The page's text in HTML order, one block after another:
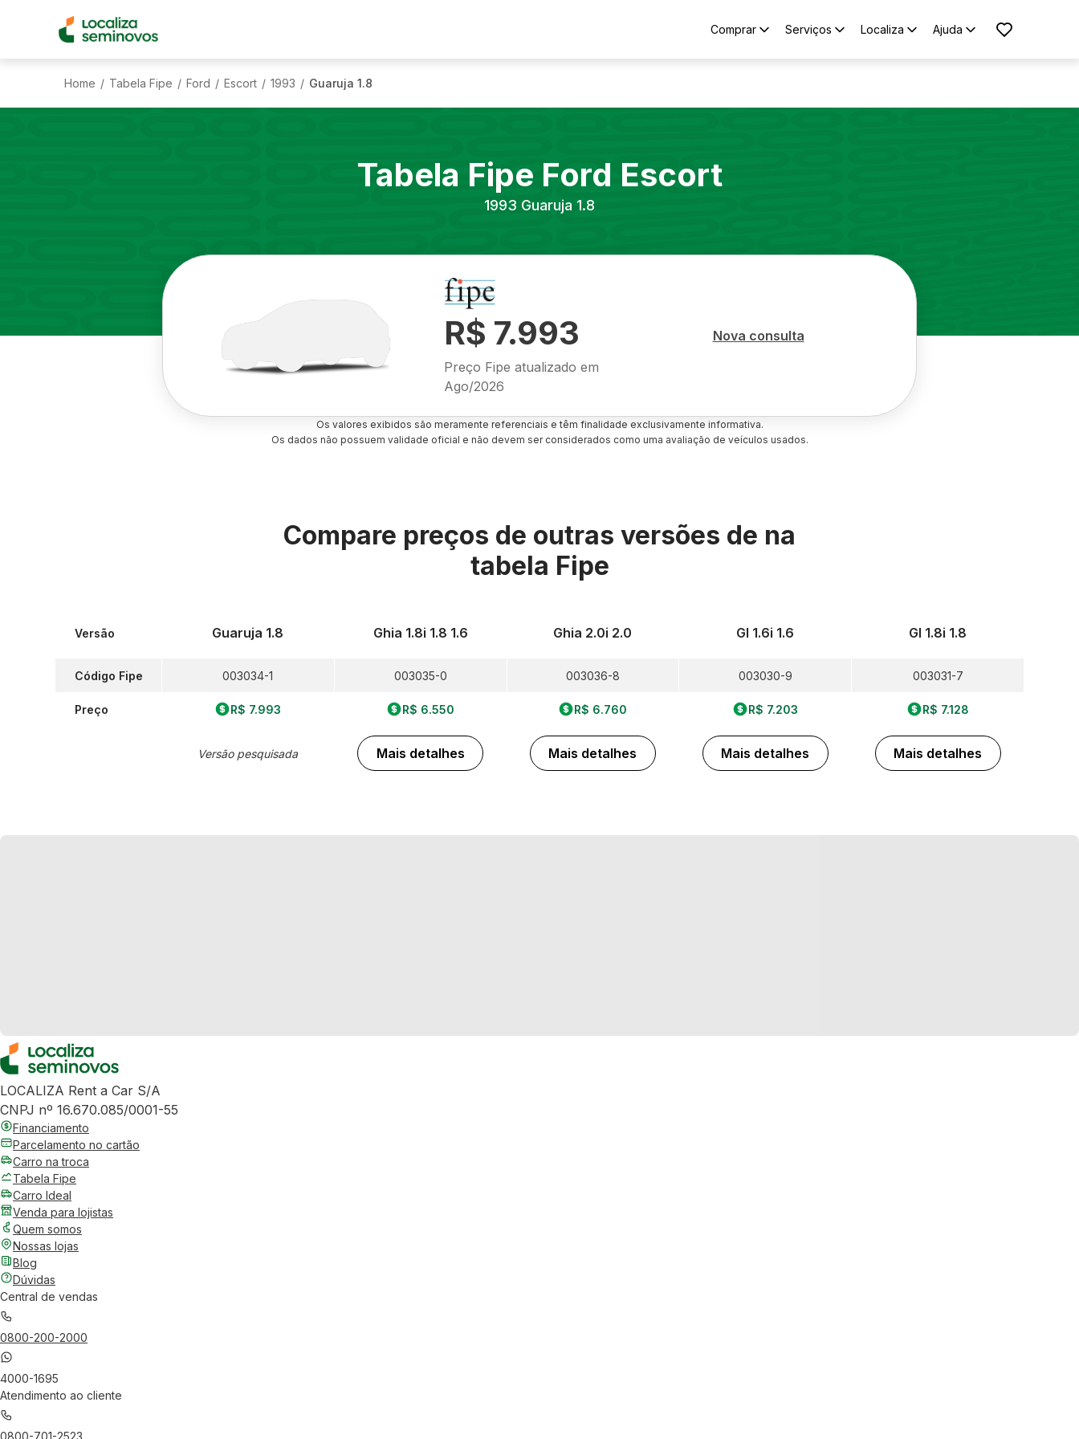
Comprar Serviços Localiza Ajuda
Home / Tabela Fipe / Ford / Escort / 1993 / Guaruja 1.8
Tabela Fipe Ford Escort
1993 Guaruja 1.8
R$ 7.993
Preço Fipe atualizado em
Ago/2026
Nova consulta
Os valores exibidos são meramente referenciais e têm finalidade exclusivamente informativa.
Os dados não possuem validade oficial e não devem ser considerados como uma avaliação de veículos usados.
Compare preços de outras versões de na
tabela Fipe
Versão
Código Fipe
Preço
Guaruja 1.8
003034-1
R$ 7.993
Versão pesquisada
Ghia 1.8i 1.8 1.6
003035-0
R$ 6.550
Mais detalhes
Ghia 2.0i 2.0
003036-8
R$ 6.760
Mais detalhes
Gl 1.6i 1.6
003030-9
R$ 7.203
Mais detalhes
Gl 1.8i 1.8
003031-7
R$ 7.128
Mais detalhes
LOCALIZA Rent a Car S/A
CNPJ nº 16.670.085/0001-55
Financiamento
Parcelamento no cartão
Carro na troca
Tabela Fipe
Carro Ideal
Venda para lojistas
Quem somos
Nossas lojas
Blog
Dúvidas
Central de vendas
0800-200-2000
4000-1695
Atendimento ao cliente
0800-701-2523